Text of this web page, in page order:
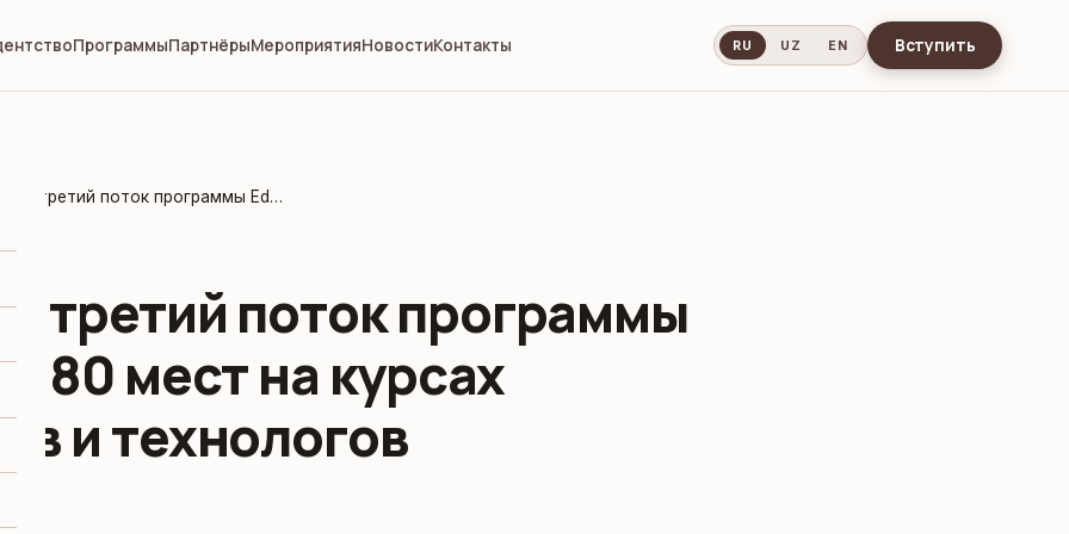
ПрограммыПартнёрыМероприятияНовостиКонтакты RU UZ EN Вступить
Запущен третий поток программы EduJob: 180 мест на курсах мастеров и технологов
третий поток программы
180 мест на курсах
и технологов